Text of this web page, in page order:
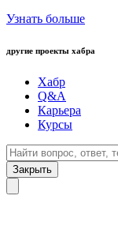
Узнать больше
другие проекты хабра
Хабр
Q&A
Карьера
Курсы
Закрыть